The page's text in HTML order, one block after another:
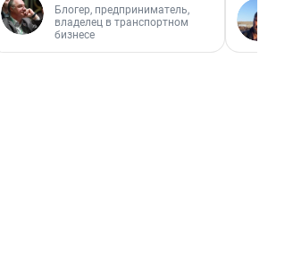
Блогер, предприниматель,
владелец в транспортном
бизнесе